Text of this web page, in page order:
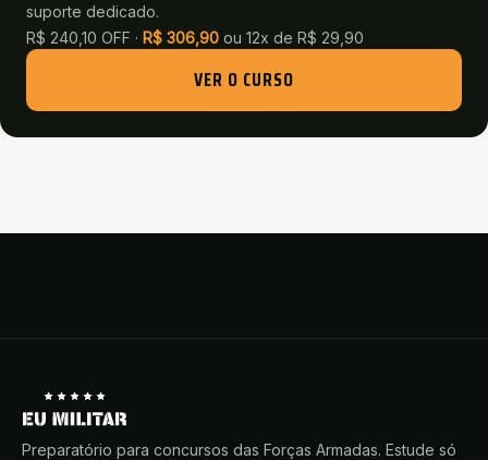
suporte dedicado.
R$ 240,10 OFF · R$ 306,90 ou 12x de R$ 29,90
VER O CURSO
Preparatório para concursos das Forças Armadas. Estude só